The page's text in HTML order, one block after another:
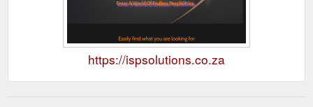
https://ispsolutions.co.za